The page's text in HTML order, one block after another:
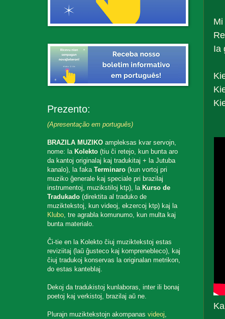
Ia
Prezento:
(Apresentação em português)
BRAZILA MUZIKO ampleksas kvar servojn,
nome: la Kolekto (tiu ĉi retejo, kun bunta aro
da kantoj originalaj kaj tradukitaj + la Jutuba
kanalo), la fakaTerminaro (kun vortoj pri
muziko ĝenerale kaj speciale pri brazilaj
instrumentoj, muzikstiloj ktp), la Kurso de
Tradukado (direktita al traduko de
muziktekstoj, kun videoj, ekzercoj ktp) kaj la
Klubo, tre agrabla komunumo, kun multa kaj
bunta materialo.
Ĉi-tie en la Kolekto ĉiuj muziktekstoj estas
reviziitaj (laŭ ĝusteco kaj komprenebleco), kaj
ĉiuj tradukoj konservas la originalan metrikon,
do estas kanteblaj.
Dekoj da tradukistoj kunlaboras, inter ili bonaj
poetoj kaj verkistoj, brazilaj aŭ ne.
Plurajn muziktekstojn akompanasvideoj,